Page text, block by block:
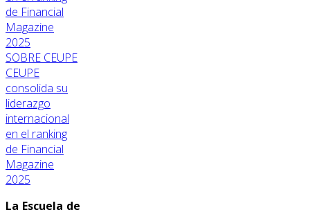
SOBRE CEUPE
CEUPE
consolida su
liderazgo
internacional
en el ranking
de Financial
Magazine
2025
La Escuela de